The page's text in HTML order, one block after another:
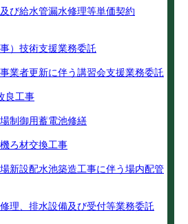
び給水管漏水修理等単価契約
）技術支援業務委託
業者更新に伴う講習会支援業務委託
良工事
制御用蓄電池修繕
ろ材交換工事
新設配水池築造工事に伴う場内配管
理、排水設備及び受付等業務委託